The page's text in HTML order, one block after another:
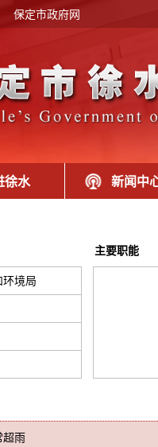
保定市政府网
徐水 新闻中
主要职能
环境局
超雨